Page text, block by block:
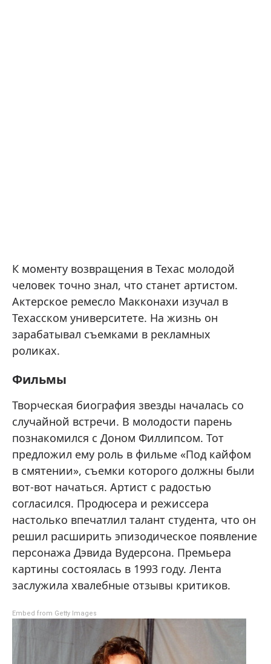
К моменту возвращения в Техас молодой
человек точно знал, что станет артистом.
Актерское ремесло Макконахи изучал в
Техасском университете. На жизнь он
зарабатывал съемками в рекламных
роликах.
Фильмы
Творческая биография звезды началась со
случайной встречи. В молодости парень
познакомился с Доном Филлипсом. Тот
предложил ему роль в фильме «Под кайфом
в смятении», съемки которого должны были
вот-вот начаться. Артист с радостью
согласился. Продюсера и режиссера
настолько впечатлил талант студента, что он
решил расширить эпизодическое появление
персонажа Дэвида Вудерсона. Премьера
картины состоялась в 1993 году. Лента
заслужила хвалебные отзывы критиков.
Embed from Getty Images